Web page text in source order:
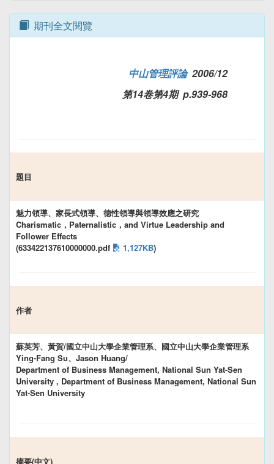
期刊全文閱覽
中山管理評論2006/12
第14卷第4期 p.939-968
題目
魅力領導、家長式領導、德性領導與領導效應之研究
Charismatic，Paternalistic，and Virtue Leadership and
Follower Effects
(633422137610000000.pdf
1,127KB)
作者
蘇英芳、黃賀/國立中山大學企業管理系、國立中山大學企業管理系
Ying-Fang Su、Jason Huang/
Department of Business Management, National Sun Yat-Sen
University , Department of Business Management, National Sun
Yat-Sen University
摘要(中文)